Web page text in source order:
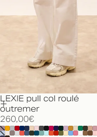
LEXIE pull col roulé
outremer
260,00€